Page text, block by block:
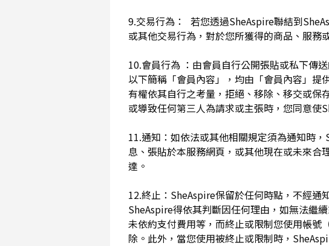
9.交易行為： 若您透過SheAspire聯結到
或其他交易行為，對於您所獲得的商品、服務
10.會員行為 ：由會員自行公開張貼或私下傳
以下簡稱「會員內容」，均由「會員內容」
有權依其自行之考量，拒絕、移除、移交或
或導致任何第三人為請求或主張時，您同意使
11.通知：如依法或其他相關規定須為通知時
息、張貼於本服務網頁，或其他現在或未來合
達。
12.終止：SheAspire保留於任何時點，不經
SheAspire得依其判斷因任何理由，如無法繼
未依約支付費用等，而終止或限制您使用帳號
除。此外，當您使用被終止或限制時，